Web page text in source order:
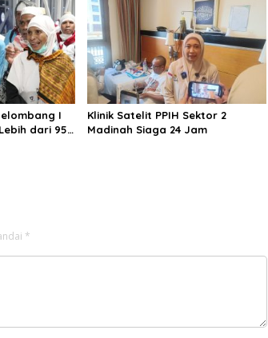
I
dari 95
Klinik Satelit PPIH Sektor 2
Madinah Siaga 24 Jam
*